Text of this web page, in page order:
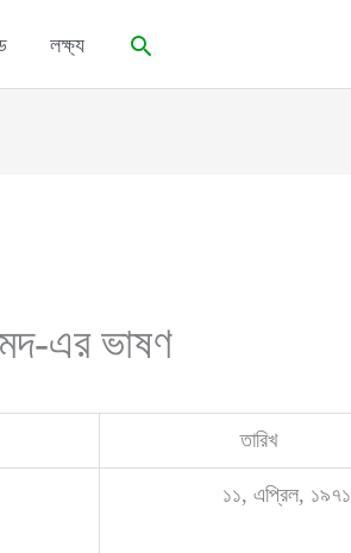
লক্ষ্য Search
এর ভাষণ
তারিখ
১১, এপ্রিল, ১৯৭১